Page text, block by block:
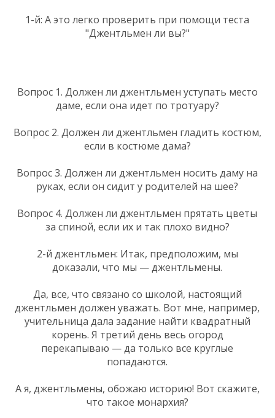
1-й: А это легко проверить при помощи теста
"Джентльмен ли вы?"
Вопрос 1. Должен ли джентльмен уступать место
даме, если она идет по тротуару?
Вопрос 2. Должен ли джентльмен гладить костюм,
если в костюме дама?
Вопрос 3. Должен ли джентльмен носить даму на
руках, если он сидит у родителей на шее?
Вопрос 4. Должен ли джентльмен прятать цветы
за спиной, если их и так плохо видно?
2-й джентльмен: Итак, предположим, мы
доказали, что мы — джентльмены.
Да, все, что связано со школой, настоящий
джентльмен должен уважать. Вот мне, например,
учительница дала задание найти квадратный
корень. Я третий день весь огород
перекапываю — да только все круглые
попадаются.
А я, джентльмены, обожаю историю! Вот скажите,
что такое монархия?